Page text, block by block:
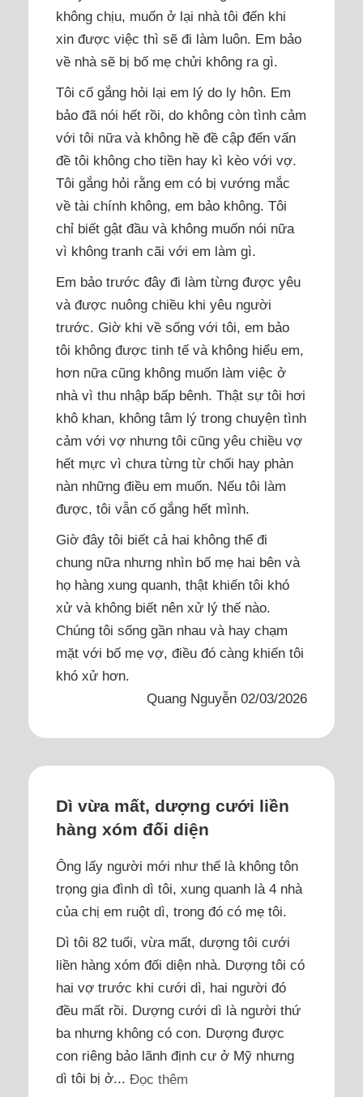
không chịu, muốn ở lại nhà tôi đến khi
xin được việc thì sẽ đi làm luôn. Em bảo
về nhà sẽ bị bố mẹ chửi không ra gì.
Tôi cố gắng hỏi lại em lý do ly hôn. Em
bảo đã nói hết rồi, do không còn tình cảm
với tôi nữa và không hề đề cập đến vấn
đề tôi không cho tiền hay kì kèo với vợ.
Tôi gắng hỏi rằng em có bị vướng mắc
về tài chính không, em bảo không. Tôi
chỉ biết gật đầu và không muốn nói nữa
vì không tranh cãi với em làm gì.
Em bảo trước đây đi làm từng được yêu
và được nuông chiều khi yêu người
trước. Giờ khi về sống với tôi, em bảo
tôi không được tinh tế và không hiểu em,
hơn nữa cũng không muốn làm việc ở
nhà vì thu nhập bấp bênh. Thật sự tôi hơi
khô khan, không tâm lý trong chuyện tình
cảm với vợ nhưng tôi cũng yêu chiều vợ
hết mực vì chưa từng từ chối hay phàn
nàn những điều em muốn. Nếu tôi làm
được, tôi vẫn cố gắng hết mình.
Giờ đây tôi biết cả hai không thể đi
chung nữa nhưng nhìn bố mẹ hai bên và
họ hàng xung quanh, thật khiến tôi khó
xử và không biết nên xử lý thế nào.
Chúng tôi sống gần nhau và hay chạm
mặt với bố mẹ vợ, điều đó càng khiến tôi
khó xử hơn.
Quang Nguyễn 02/03/2026
Dì vừa mất, dượng cưới liền
hàng xóm đối diện
Ông lấy người mới như thế là không tôn
trọng gia đình dì tôi, xung quanh là 4 nhà
của chị em ruột dì, trong đó có mẹ tôi.
Dì tôi 82 tuổi, vừa mất, dượng tôi cưới
liền hàng xóm đối diện nhà. Dượng tôi có
hai vợ trước khi cưới dì, hai người đó
đều mất rồi. Dượng cưới dì là người thứ
ba nhưng không có con. Dượng được
con riêng bảo lãnh định cư ở Mỹ nhưng
dì tôi bị ở...Đọc thêm